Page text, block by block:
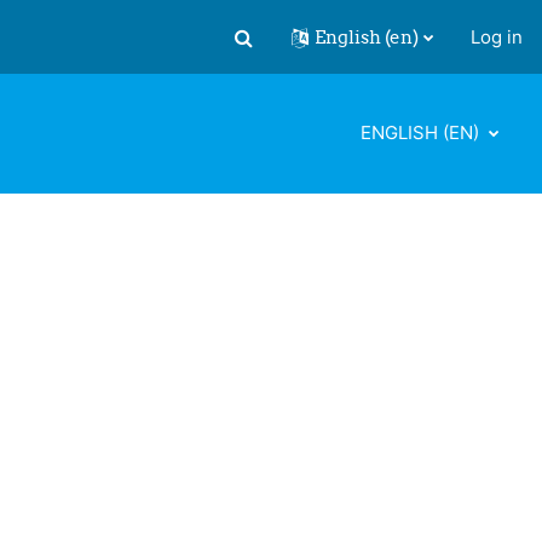
Toggle search input
English ‎(en)‎ Log in
ENGLISH ‎(EN)‎